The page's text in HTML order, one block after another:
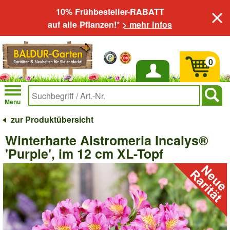
10% Frühbesteller-RABATT
auf alle Pflanzen!* > mehr Infos
Anmelden
Menu
0
zur Produktübersicht
Winterharte Alstromeria Incalys®
'Purple', im 12 cm XL-Topf